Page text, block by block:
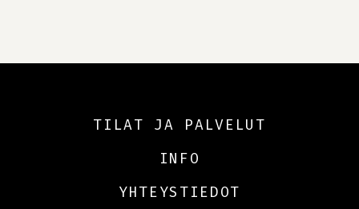
TILAT JA PALVELUT
INFO
YHTEYSTIEDOT